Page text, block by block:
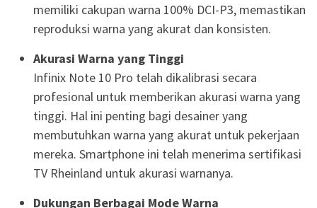
memiliki cakupan warna 100% DCI-P3, memastikan
reproduksi warna yang akurat dan konsisten.
Akurasi Warna yang Tinggi
Infinix Note 10 Pro telah dikalibrasi secara
profesional untuk memberikan akurasi warna yang
tinggi. Hal ini penting bagi desainer yang
membutuhkan warna yang akurat untuk pekerjaan
mereka. Smartphone ini telah menerima sertifikasi
TV Rheinland untuk akurasi warnanya.
Dukungan Berbagai Mode Warna